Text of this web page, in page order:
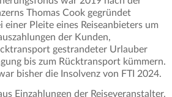
Thomas Cook gegründet
Pleite eines Reiseanbieters um
der Kunden,
gestrandeter Urlauber
bis zum Rücktransport kümmern.
bisher die Insolvenz von FTI 2024.
Einzahlungen der Reiseveranstalter.